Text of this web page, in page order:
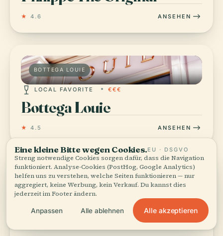
★ 4.6 ANSEHEN
BOTTEGA LOUIE
LOCAL FAVORITE €€€
Bottega Louie
★ 4.5 ANSEHEN
PERCH
Perch
Eine kleine Bitte wegen Cookies.EU · DSGVO
Streng notwendige Cookies sorgen dafür, dass die Navigation
funktioniert. Analyse-Cookies (PostHog, Google Analytics)
helfen uns zu verstehen, welche Seiten funktionieren — nur
aggregiert, keine Werbung, kein Verkauf. Du kannst dies
jederzeit im Footer ändern.
Anpassen Alle ablehnen Alle akzeptieren